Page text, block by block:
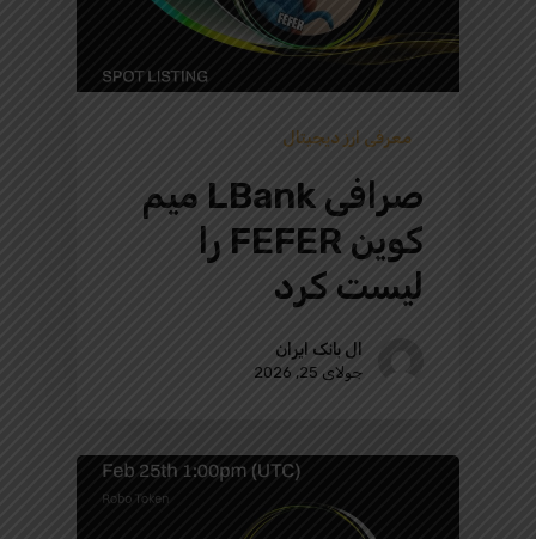
معرفی ارز دیجیتال
صرافی LBank میم
کوین FEFER را
لیست کرد
ال بانک ایران
جولای 25, 2026